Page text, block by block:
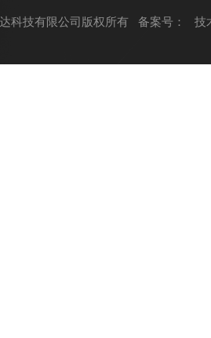
科技有限公司版权所有 备案号： 技